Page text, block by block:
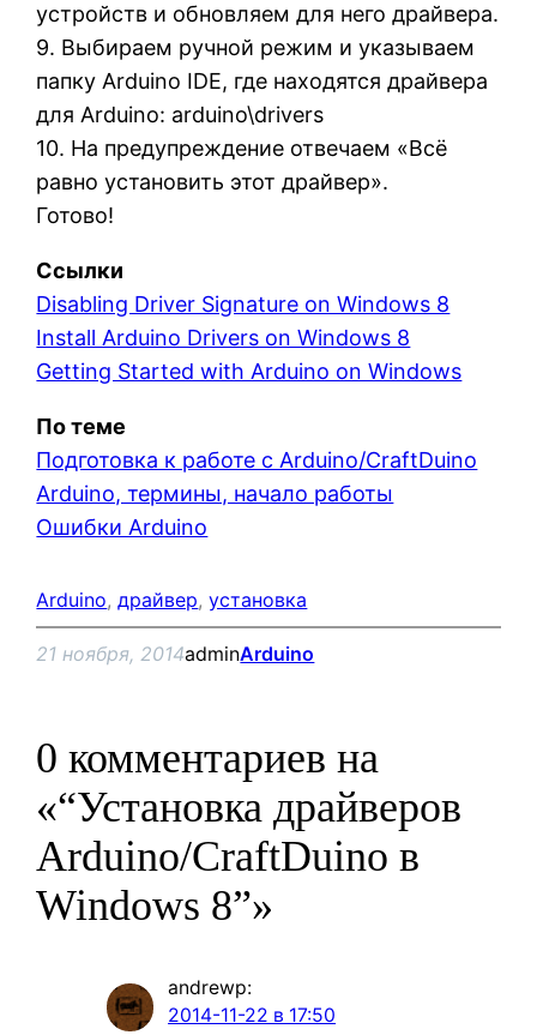
устройств и обновляем для него драйвера.
9. Выбираем ручной режим и указываем
папку Arduino IDE, где находятся драйвера
для Arduino: arduino\drivers
10. На предупреждение отвечаем «Всё
равно установить этот драйвер».
Готово!
Ссылки
Disabling Driver Signature on Windows 8
Install Arduino Drivers on Windows 8
Getting Started with Arduino on Windows
По теме
Подготовка к работе с Arduino/CraftDuino
Arduino, термины, начало работы
Ошибки Arduino
Arduino, драйвер, установка
21 ноября, 2014adminArduino
0 комментариев на
«“Установка драйверов
Arduino/CraftDuino в
Windows 8”»
andrewp:
2014-11-22 в 17:50